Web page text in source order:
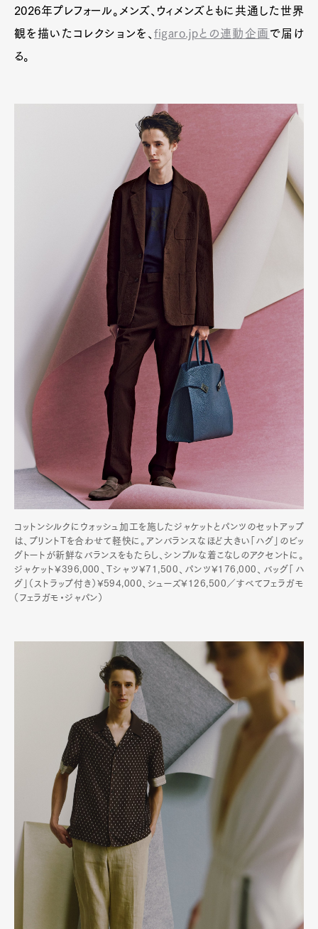
2026年プレフォール。メンズ、ウィメンズともに共通した世界
観を描いたコレクションを、figaro.jpとの連動企画 で届け
る。
コットンシルクにウォッシュ加工を施したジャケットとパンツのセットアップ
は、プリントTを合わせて軽快に。アンバランスなほど大きい「ハグ」のビッ
グトートが新鮮なバランスをもたらし、シンプルな着こなしのアクセントに。
ジャケット¥396,000、Tシャツ¥71,500、パンツ¥176,000、バッグ「ハ
グ」（ストラップ付き）¥594,000、シューズ¥126,500／すべてフェラガモ
（フェラガモ・ジャパン）